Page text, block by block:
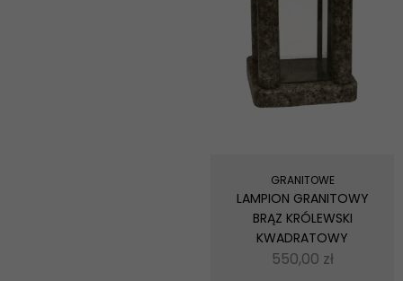
GRANITOWE
LAMPION GRANITOWY
BRĄZ KRÓLEWSKI
KWADRATOWY
550,00 zł